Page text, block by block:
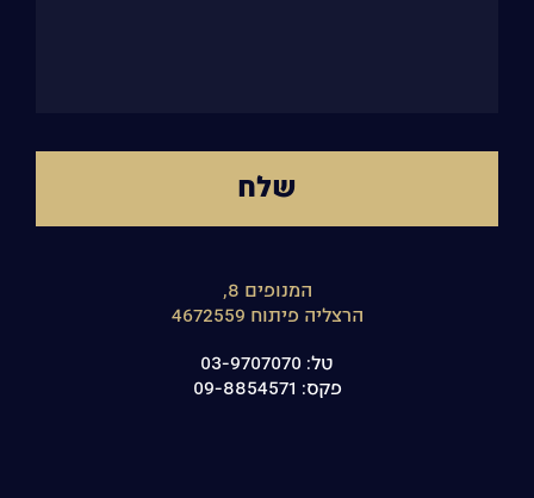
המנופים 8,
הרצליה פיתוח 4672559
טל: 03-9707070
פקס: 09-8854571